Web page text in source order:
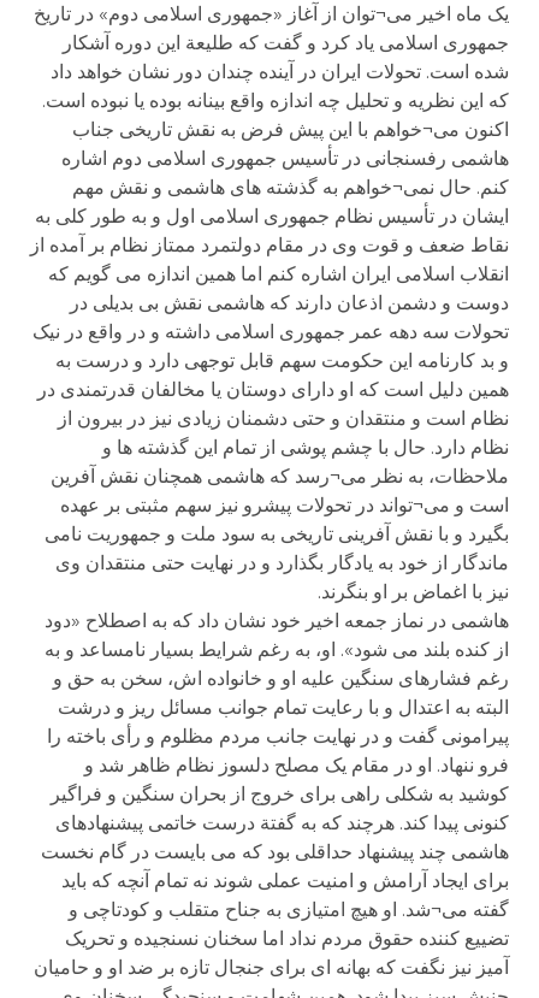
یک ماه اخیر می¬توان از آغاز «جمهوری اسلامی دوم» در تاریخ
جمهوری اسلامی یاد کرد و گفت که طلیعة این دوره آشکار
شده است. تحولات ایران در آینده چندان دور نشان خواهد داد
که این نظریه و تحلیل چه اندازه واقع بینانه بوده یا نبوده است.
اکنون می¬خواهم با این پیش فرض به نقش تاریخی جناب
هاشمی رفسنجانی در تأسیس جمهوری اسلامی دوم اشاره
کنم. حال نمی¬خواهم به گذشته های هاشمی و نقش مهم
ایشان در تأسیس نظام جمهوری اسلامی اول و به طور کلی به
نقاط ضعف و قوت وی در مقام دولتمرد ممتاز نظام بر آمده از
انقلاب اسلامی ایران اشاره کنم اما همین اندازه می گویم که
دوست و دشمن اذعان دارند که هاشمی نقش بی بدیلی در
تحولات سه دهه عمر جمهوری اسلامی داشته و در واقع در نیک
و بد کارنامه این حکومت سهم قابل توجهی دارد و درست به
همین دلیل است که او دارای دوستان یا مخالفان قدرتمندی در
نظام است و منتقدان و حتی دشمنان زیادی نیز در بیرون از
نظام دارد. حال با چشم پوشی از تمام این گذشته ها و
ملاحظات، به نظر می¬رسد که هاشمی همچنان نقش آفرین
است و می¬تواند در تحولات پیشرو نیز سهم مثبتی بر عهده
بگیرد و با نقش آفرینی تاریخی به سود ملت و جمهوریت نامی
ماندگار از خود به یادگار بگذارد و در نهایت حتی منتقدان وی
نیز با اغماض بر او بنگرند.
هاشمی در نماز جمعه اخیر خود نشان داد که به اصطلاح «دود
از کنده بلند می شود». او، به رغم شرایط بسیار نامساعد و به
رغم فشارهای سنگین علیه او و خانواده اش، سخن به حق و
البته به اعتدال و با رعایت تمام جوانب مسائل ریز و درشت
پیرامونی گفت و در نهایت جانب مردم مظلوم و رأی باخته را
فرو ننهاد. او در مقام یک مصلح دلسوز نظام ظاهر شد و
کوشید به شکلی راهی برای خروج از بحران سنگین و فراگیر
کنونی پیدا کند. هرچند که به گفتة درست خاتمی پیشنهادهای
هاشمی چند پیشنهاد حداقلی بود که می بایست در گام نخست
برای ایجاد آرامش و امنیت عملی شوند نه تمام آنچه که باید
گفته می¬شد. او هیچ امتیازی به جناح متقلب و کودتاچی و
تضییع کننده حقوق مردم نداد اما سخنان نسنجیده و تحریک
آمیز نیز نگفت که بهانه ای برای جنجال تازه بر ضد او و حامیان